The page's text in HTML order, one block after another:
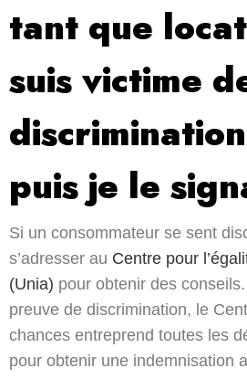
tant que
suis victime
puis je le
Si un consommateur se sent
s’adresser au Centre pour
(Unia) pour obtenir des
preuve de discrimination, le
chances entreprend toutes les
pour obtenir une indemnisation